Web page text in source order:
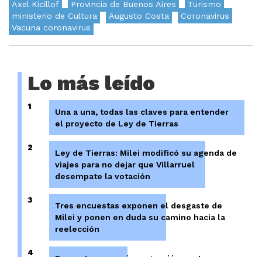
Axel Kicillof Provincia de Buenos Aires
Turismo
ministerio de Cultura
Augusto Costa
Coronavirus
Vacuna coronavirus
Lo más leído
1
Una a una, todas las claves para entender
el proyecto de Ley de Tierras
2
Ley de Tierras: Milei modificó su agenda de
viajes para no dejar que Villarruel
desempate la votación
3
Tres encuestas exponen el desgaste de
Milei y ponen en duda su camino hacia la
reelección
4